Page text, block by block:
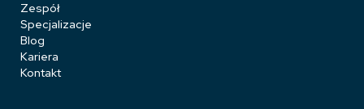
Zespół
Specjalizacje
Blog
Kariera
Kontakt